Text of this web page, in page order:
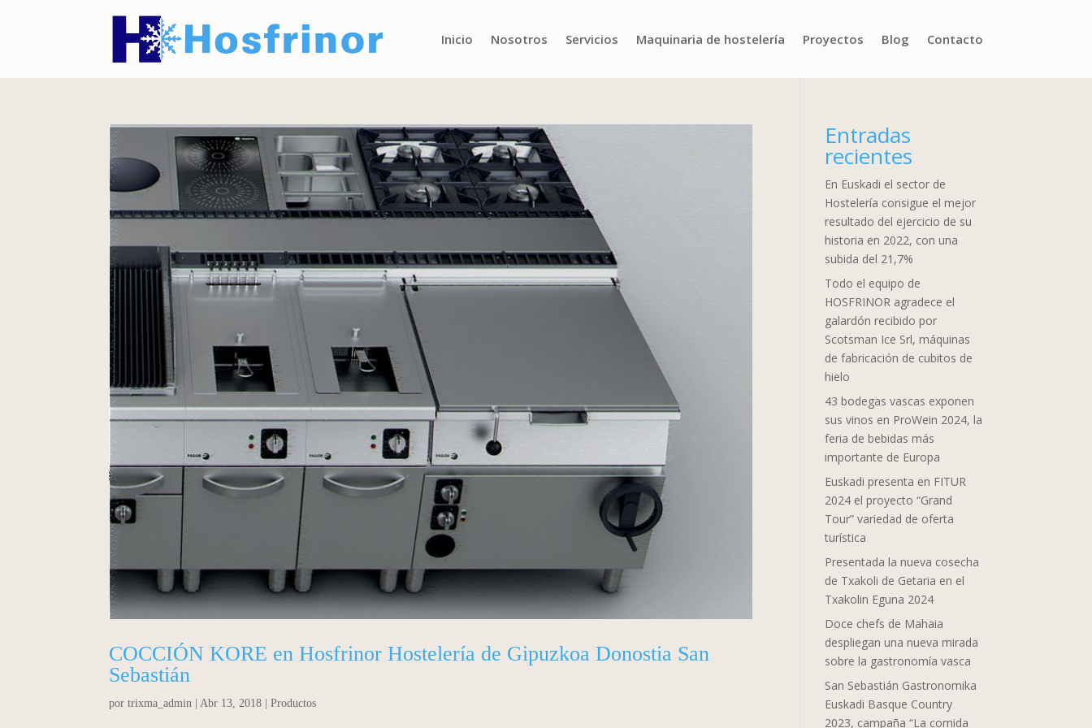
Inicio Nosotros Servicios Maquinaria de hostelería Proyectos Blog Contacto
COCCIÓN KORE en Hosfrinor Hostelería de Gipuzkoa Donostia San
Sebastián
portrixma_admin | Abr 13, 2018 |Productos
Entradas
recientes
En Euskadi el sector de
Hostelería consigue el mejor
resultado del ejercicio de su
historia en 2022, con una
subida del 21,7%
Todo el equipo de
HOSFRINOR agradece el
galardón recibido por
Scotsman Ice Srl, máquinas
de fabricación de cubitos de
hielo
43 bodegas vascas exponen
sus vinos en ProWein 2024, la
feria de bebidas más
importante de Europa
Euskadi presenta en FITUR
2024 el proyecto “Grand
Tour” variedad de oferta
turística
Presentada la nueva cosecha
de Txakoli de Getaria en el
Txakolin Eguna 2024
Doce chefs de Mahaia
despliegan una nueva mirada
sobre la gastronomía vasca
San Sebastián Gastronomika
Euskadi Basque Country
2023, campaña “La comida